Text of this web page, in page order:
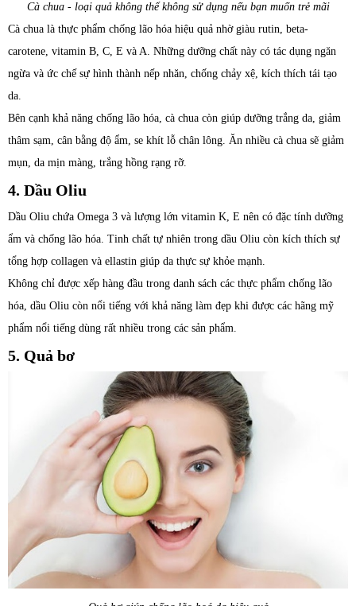
Cà chua - loại quả không thể không sử dụng nếu bạn muốn trẻ mãi
Cà chua là thực phẩm chống lão hóa hiệu quả nhờ giàu rutin, beta-
carotene, vitamin B, C, E và A. Những dưỡng chất này có tác dụng ngăn
ngừa và ức chế sự hình thành nếp nhăn, chống chảy xệ, kích thích tái tạo
da.
Bên cạnh khả năng chống lão hóa, cà chua còn giúp dưỡng trắng da, giảm
thâm sạm, cân bằng độ ẩm, se khít lỗ chân lông. Ăn nhiều cà chua sẽ giảm
mụn, da mịn màng, trắng hồng rạng rỡ.
4. Dầu Oliu
Dầu Oliu chứa Omega 3 và lượng lớn vitamin K, E nên có đặc tính dưỡng
ẩm và chống lão hóa. Tinh chất tự nhiên trong dầu Oliu còn kích thích sự
tổng hợp collagen và ellastin giúp da thực sự khỏe mạnh.
Không chỉ được xếp hàng đầu trong danh sách các thực phẩm chống lão
hóa, dầu Oliu còn nổi tiếng với khả năng làm đẹp khi được các hãng mỹ
phẩm nổi tiếng dùng rất nhiều trong các sản phẩm.
5. Quả bơ